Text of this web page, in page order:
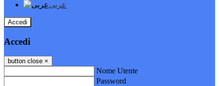
عربى
Accedi
Accedi
button close ×
Nome Utente
Password